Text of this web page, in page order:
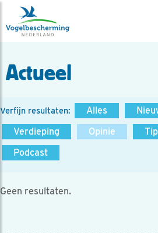
Actueel
Verfijn resultaten: Alles
Verdieping
Opinie Tip
Podcast
Geen resultaten.